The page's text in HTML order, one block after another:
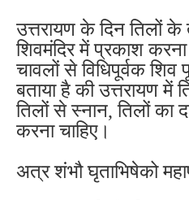
उत्तरायण के दिन तिलों
शिवमंदिर में प्रकाश करना
चावलों से विधिपूर्वक
बताया है की उत्तरायण
तिलों से स्नान, तिलों का
करना चाहिए।
अत्र शंभौ घृताभिषेको